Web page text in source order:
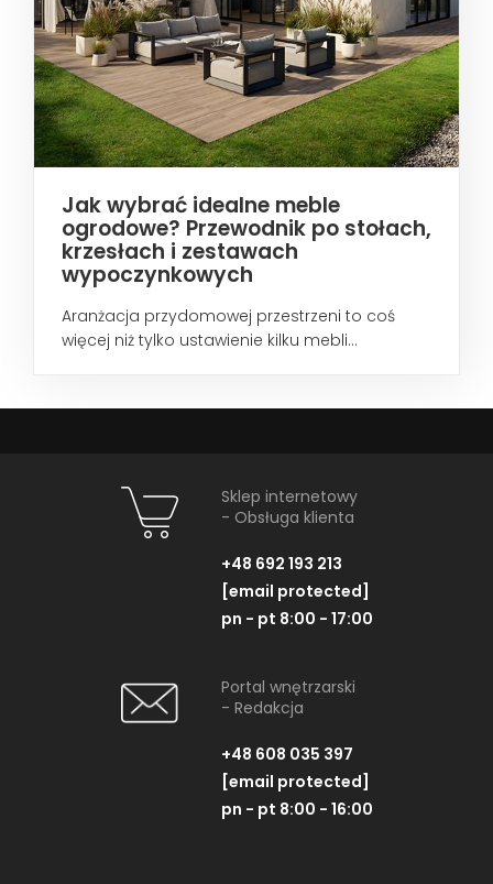
Jak wybrać idealne meble
ogrodowe? Przewodnik po stołach,
krzesłach i zestawach
wypoczynkowych
Aranżacja przydomowej przestrzeni to coś
więcej niż tylko ustawienie kilku mebli...
Sklep internetowy
- Obsługa klienta
+48 692 193 213
[email protected]
pn - pt 8:00 - 17:00
Portal wnętrzarski
- Redakcja
+48 608 035 397
[email protected]
pn - pt 8:00 - 16:00